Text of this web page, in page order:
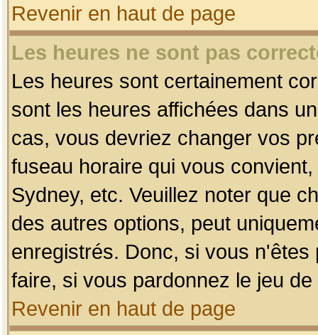
Revenir en haut de page
Les heures ne sont pas
Les heures sont certainement
sont les heures affichées dans
cas, vous devriez changer vos
fuseau horaire qui vous
Sydney, etc. Veuillez noter que
des autres options, peut
enregistrés. Donc, si vous
faire, si vous pardonnez le jeu
Revenir en haut de page